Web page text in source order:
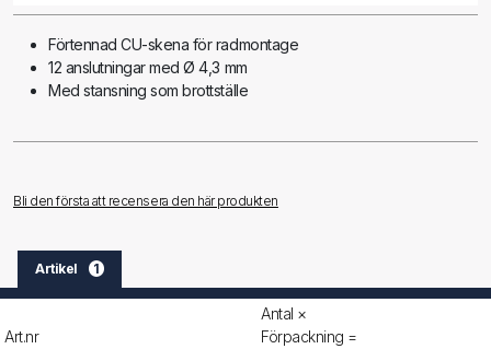
Förtennad CU-skena för radmontage
12 anslutningar med Ø 4,3 mm
Med stansning som brottställe
Bli den första att recensera den här produkten
Artikel 1
Art.nr
Antal ×
Förpackning =